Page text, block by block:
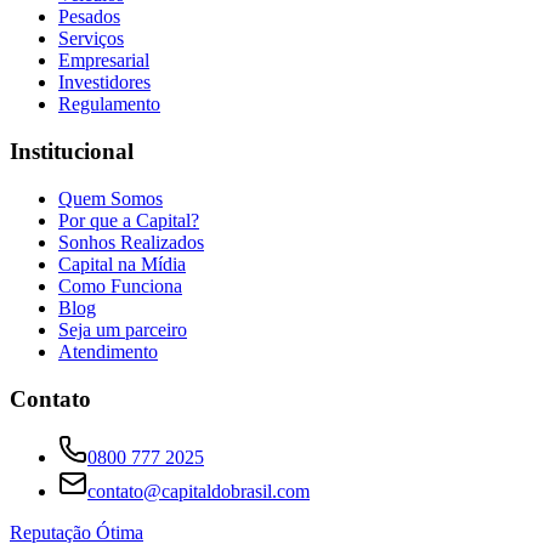
Pesados
Serviços
Empresarial
Investidores
Regulamento
Institucional
Quem Somos
Por que a Capital?
Sonhos Realizados
Capital na Mídia
Como Funciona
Blog
Seja um parceiro
Atendimento
Contato
0800 777 2025
contato@capitaldobrasil.com
Reputação Ótima